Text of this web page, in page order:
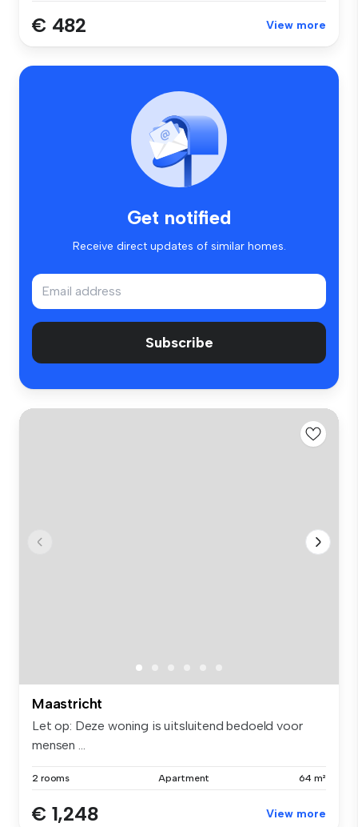
€ 482 View more
Get notified
Receive direct updates of similar homes.
Subscribe
Maastricht
Let op: Deze woning is uitsluitend bedoeld voor
mensen ...
2 rooms Apartment 64 m²
€ 1,248 View more